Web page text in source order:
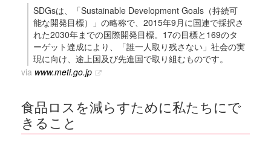
SDGsは、「Sustainable Development Goals（持続可
能な開発目標）」の略称で、2015年9月に国連で採択さ
れた2030年までの国際開発目標。17の目標と169のタ
ーゲット達成により、「誰一人取り残さない」社会の実
現に向け、途上国及び先進国で取り組むものです。
via www.meti.go.jp
食品ロスを減らすために私たちにで
きること